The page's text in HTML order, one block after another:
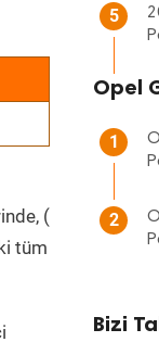
(
tüm
5
Opel
1
2
Bizi